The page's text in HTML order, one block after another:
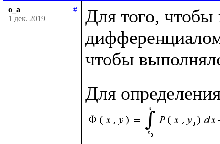
o_a
#
1 дек. 2019
Для того,
чтобы